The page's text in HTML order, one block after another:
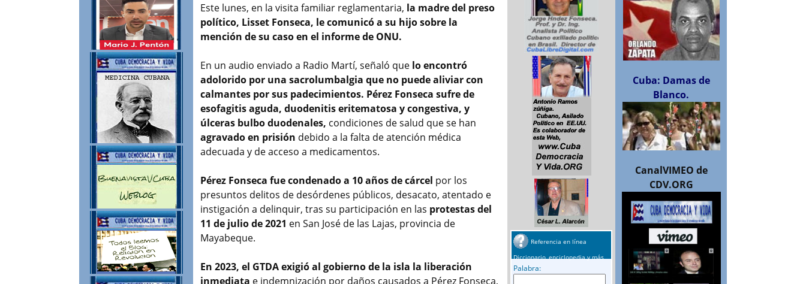
Este lunes, en la visita familiar reglamentaria, la madre del preso
político, Lisset Fonseca, le comunicó a su hijo sobre la
mención de su caso en el informe de ONU.
En un audio enviado a Radio Martí, señaló que lo encontró
adolorido por una sacrolumbalgia que no puede aliviar con
calmantes por sus padecimientos. Pérez Fonseca sufre de
esofagitis aguda, duodenitis eritematosa y congestiva, y
úlceras bulbo duodenales, condiciones de salud que se han
agravado en prisión debido a la falta de atención médica
adecuada y de acceso a medicamentos.
Pérez Fonseca fue condenado a 10 años de cárcel por los
presuntos delitos de desórdenes públicos, desacato, atentado e
instigación a delinquir, tras su participación en las protestas del
11 de julio de 2021 en San José de las Lajas, provincia de
Mayabeque.
En 2023, el GTDA exigió al gobierno de la isla la liberación
inmediata e indemnización por daños causados a Pérez Fonseca,
Referencia en línea
Diccionario, enciclopedia y más
Palabra:
Cuba: Damas de
Blanco.
CanalVIMEO de
CDV.ORG